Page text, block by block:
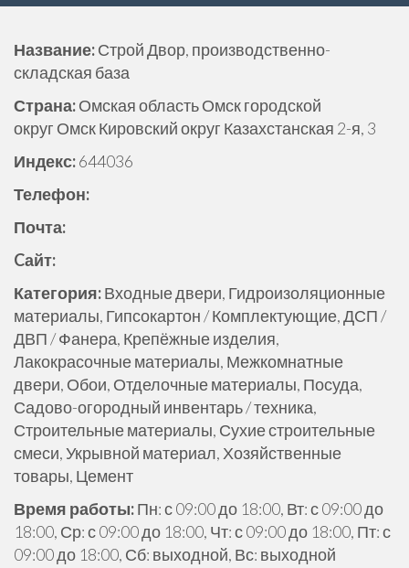
Название:Строй Двор, производственно-
складская база
Страна:Омская область Омск городской
округ Омск Кировский округ Казахстанская 2-я, 3
Индекс:644036
Телефон:
Почта:
Cайт:
Категория:Входные двери, Гидроизоляционные
материалы, Гипсокартон / Комплектующие, ДСП /
ДВП / Фанера, Крепёжные изделия,
Лакокрасочные материалы, Межкомнатные
двери, Обои, Отделочные материалы, Посуда,
Садово-огородный инвентарь / техника,
Строительные материалы, Сухие строительные
смеси, Укрывной материал, Хозяйственные
товары, Цемент
Время работы:Пн: с 09:00 до 18:00, Вт: с 09:00 до
18:00, Ср: с 09:00 до 18:00, Чт: с 09:00 до 18:00, Пт: с
09:00 до 18:00, Сб: выходной, Вс: выходной